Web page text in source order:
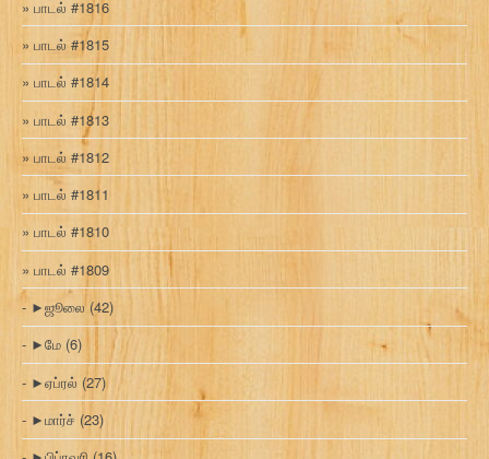
பாடல் #1816
பாடல் #1815
பாடல் #1814
பாடல் #1813
பாடல் #1812
பாடல் #1811
பாடல் #1810
பாடல் #1809
►ஜூலை (42)
►மே (6)
►ஏப்ரல் (27)
►மார்ச் (23)